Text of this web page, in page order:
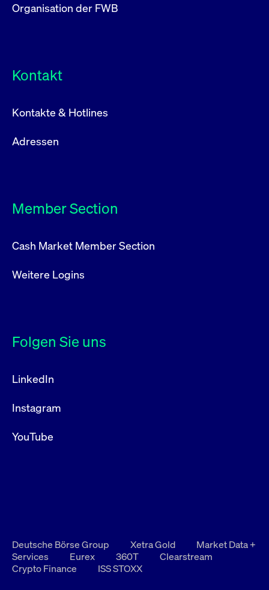
Organisation der FWB
Kontakt
Kontakte & Hotlines
Adressen
Member Section
Cash Market Member Section
Weitere Logins
Folgen Sie uns
LinkedIn
Instagram
YouTube
Deutsche Börse Group Xetra Gold
Market Data +
Services
Eurex 360T
Clearstream
Crypto Finance
ISS STOXX